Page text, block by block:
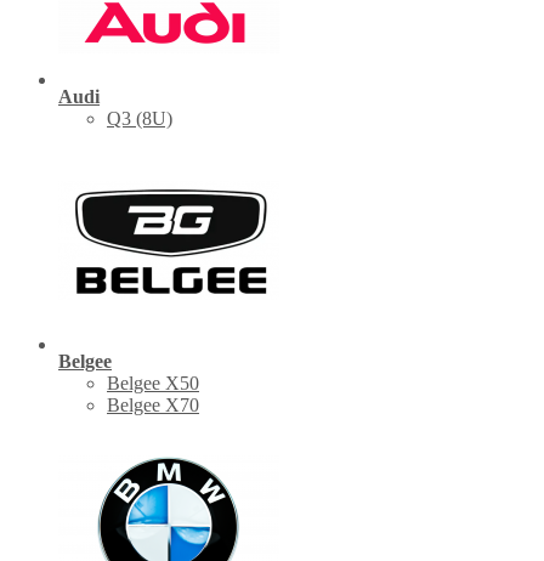
Audi
Q3 (8U)
Belgee
Belgee X50
Belgee X70